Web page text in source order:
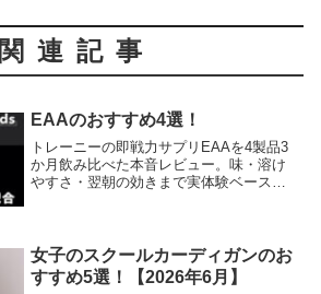
関連記事
EAAのおすすめ4選！
トレーニーの即戦力サプリEAAを4製品3
か月飲み比べた本音レビュー。味・溶け
やすさ・翌朝の効きまで実体験ベースで
女子のスクールカーディガンのお
すすめ5選！【2026年6月】